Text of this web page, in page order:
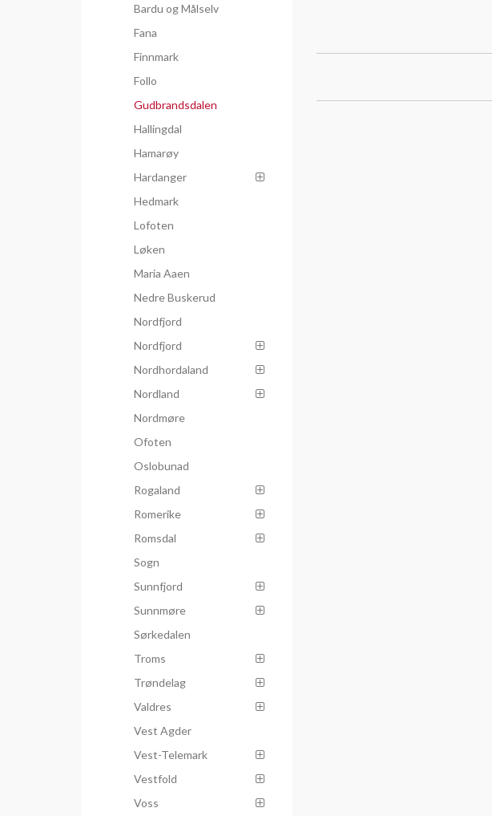
Bardu og Målselv
Fana
Finnmark
Follo
Gudbrandsdalen
Hallingdal
Hamarøy
Hardanger
Hedmark
Lofoten
Løken
Maria Aaen
Nedre Buskerud
Nordfjord
Nordfjord
Nordhordaland
Nordland
Nordmøre
Ofoten
Oslobunad
Rogaland
Romerike
Romsdal
Sogn
Sunnfjord
Sunnmøre
Sørkedalen
Troms
Trøndelag
Valdres
Vest Agder
Vest-Telemark
Vestfold
Voss